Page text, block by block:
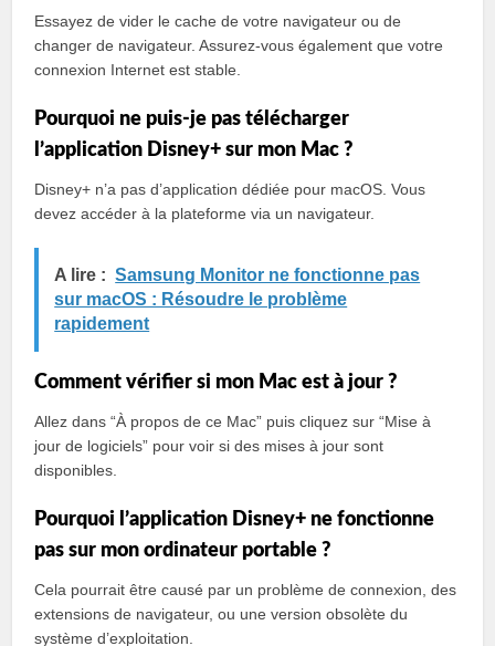
Essayez de vider le cache de votre navigateur ou de
changer de navigateur. Assurez-vous également que votre
connexion Internet est stable.
Pourquoi ne puis-je pas télécharger
l’application Disney+ sur mon Mac ?
Disney+ n’a pas d’application dédiée pour macOS. Vous
devez accéder à la plateforme via un navigateur.
A lire : Samsung Monitor ne fonctionne pas
sur macOS : Résoudre le problème
rapidement
Comment vérifier si mon Mac est à jour ?
Allez dans “À propos de ce Mac” puis cliquez sur “Mise à
jour de logiciels” pour voir si des mises à jour sont
disponibles.
Pourquoi l’application Disney+ ne fonctionne
pas sur mon ordinateur portable ?
Cela pourrait être causé par un problème de connexion, des
extensions de navigateur, ou une version obsolète du
système d’exploitation.